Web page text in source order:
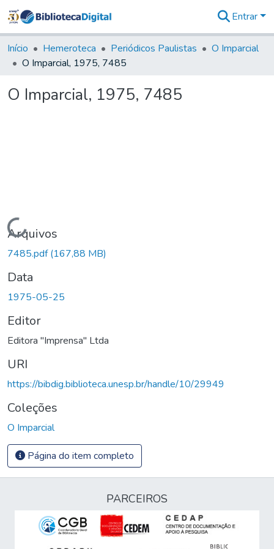
&
Coleções
Tudo na
Digital
Entrar
Início Hemeroteca Periódicos Paulistas
O Imparcial
O Imparcial, 1975, 7485
O Imparcial, 1975, 7485
Carregando...
Arquivos
7485.pdf(167,88 MB)
Data
1975-05-25
Editor
Editora "Imprensa" Ltda
URI
https://bibdig.biblioteca.unesp.br/handle/10/29949
Coleções
O Imparcial
Página do item completo
PARCEIROS